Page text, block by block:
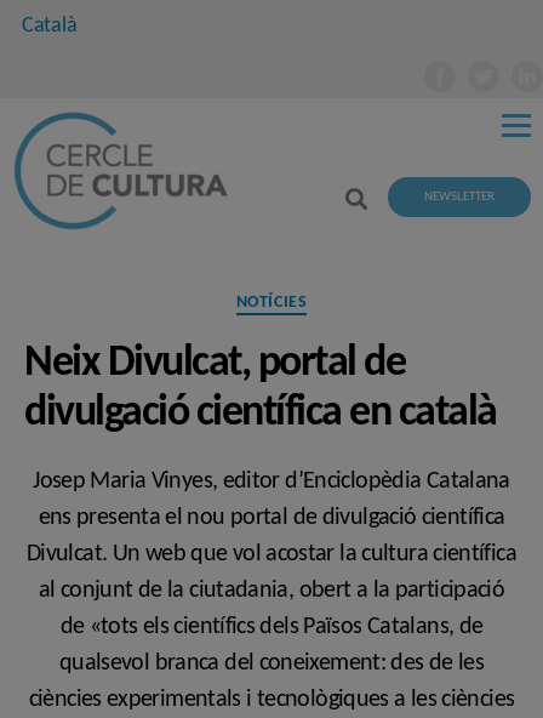
Català
NEWSLETTER
Categories
NOTÍCIES
Neix Divulcat, portal de
divulgació científica en català
Josep Maria Vinyes, editor d’Enciclopèdia Catalana
ens presenta el nou portal de divulgació científica
Divulcat. Un web que vol acostar la cultura científica
al conjunt de la ciutadania, obert a la participació
de «tots els científics dels Països Catalans, de
qualsevol branca del coneixement: des de les
ciències experimentals i tecnològiques a les ciències